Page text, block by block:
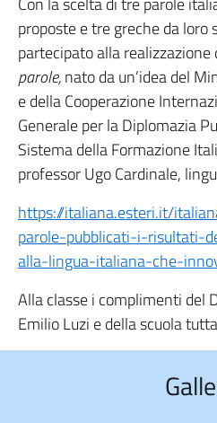
proposte e tre greche da loro
partecipato alla realizzazione
parole,nato da un’idea del
e della Cooperazione
Generale per la Diplomazia
Sistema della Formazione
professor Ugo Cardinale,
https://italiana.esteri.it/
parole-pubblicati-i-risultati-
alla-lingua-italiana-che-
Alla classe i complimenti del
Emilio Luzi e della scuola